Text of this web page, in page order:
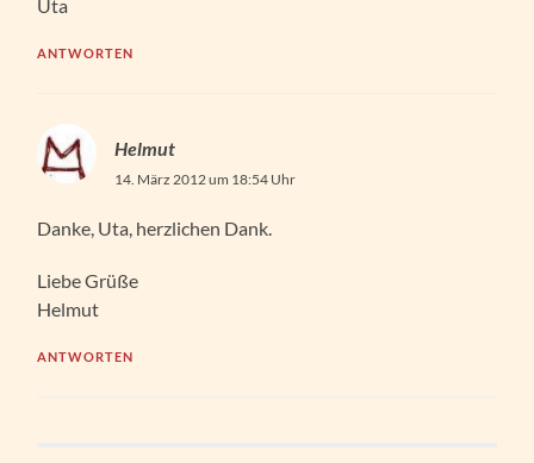
Uta
ANTWORTEN
Helmut
14. März 2012 um 18:54 Uhr
Danke, Uta, herzlichen Dank.
Liebe Grüße
Helmut
ANTWORTEN